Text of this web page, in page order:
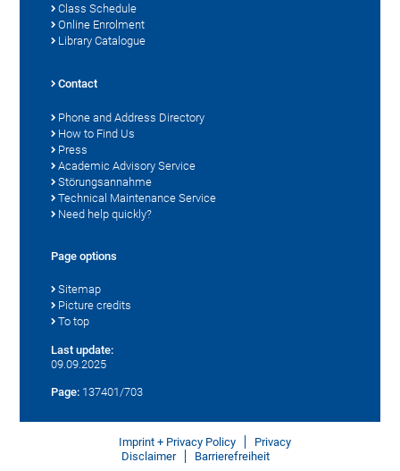
Class Schedule
Online Enrolment
Library Catalogue
Contact
Phone and Address Directory
How to Find Us
Press
Academic Advisory Service
Störungsannahme
Technical Maintenance Service
Need help quickly?
Page options
Sitemap
Picture credits
To top
Last update:
09.09.2025
Page: 137401/703
Imprint + Privacy Policy
Privacy
Disclaimer
Barrierefreiheit